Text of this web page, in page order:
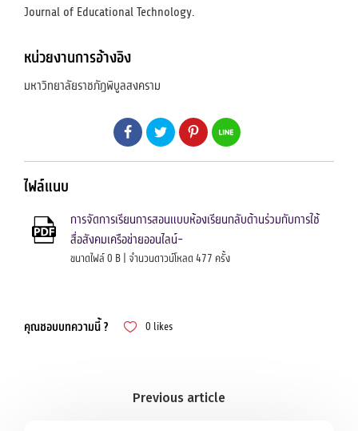
Journal of Educational Technology.
หน่วยงานการอ้างอิง
มหาวิทยาลัยราชภัฏพิบูลสงคราม
ไฟล์แนบ
การจัดการเรียนการสอนแบบห้องเรียนกลับด้านร่วมกับการใช้
สื่อสังคมเครือข่ายออนไลน์-
ขนาดไฟล์ 0 B | จำนวนดาวน์โหลด 477 ครั้ง
คุณชอบบทความนี้ ? 0 likes